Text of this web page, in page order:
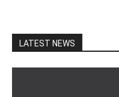
LATEST NEWS